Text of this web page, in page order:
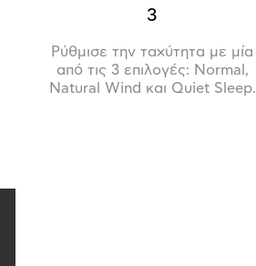
3
Ρύθμισε την ταχύτητα με μία
από τις 3 επιλογές: Normal,
Natural Wind και Quiet Sleep.